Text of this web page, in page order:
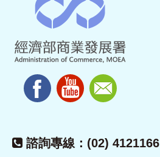
諮詢專線：(02) 4121166